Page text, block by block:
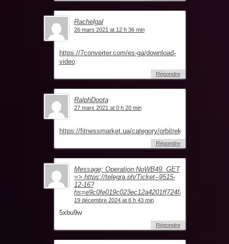
Rachelgal
26 mars 2021 at 12 h 36 min
https://7converter.com/es-ga/download-
video
Répondre
RalphDoota
27 mars 2021 at 0 h 20 min
https://fitnessmarket.ua/category/orbitreki
Répondre
Message; Operation NoWB49. GET
=> https://telegra.ph/Ticket--9515-
12-16?
hs=e9c0fe019c023ec12a4201ff724fa632&
19 décembre 2024 at 6 h 43 min
5xbu9w
Répondre